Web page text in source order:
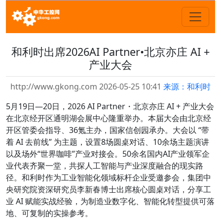
和利时出席2026AI Partner•北京亦庄 AI +
产业大会
http://www.gkong.com 2026-05-25 10:41 来源：和利时
5月19日—20日，2026 AI Partner・北京亦庄 AI + 产业大会
在北京经开区通明湖会展中心隆重举办。本届大会由北京经
开区管委会指导、36氪主办，国家信创园承办。大会以 “带
着 AI 去前线” 为主题，设置8场圆桌对话、10余场主题演讲
以及场外“世界咖啡”产业对接会。50余名国内AI产业领军企
业代表齐聚一堂，共探人工智能与产业深度融合的现实路
径。和利时作为工业智能化领域标杆企业受邀参会，集团中
央研究院资深研究员李新春博士出席核心圆桌对话，分享工
业 AI 赋能实战经验，为制造业数字化、智能化转型提供可落
地、可复制的实操参考。